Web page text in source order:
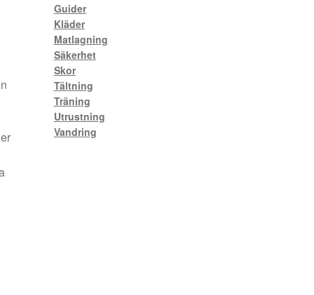
Guider
Kläder
Matlagning
Säkerhet
Skor
Tältning
Träning
Utrustning
Vandring